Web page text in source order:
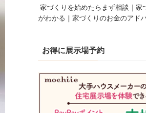
家づくりを始めたらまず相談｜家
がわかる｜家づくりのお金のアド
お得に展示場予約